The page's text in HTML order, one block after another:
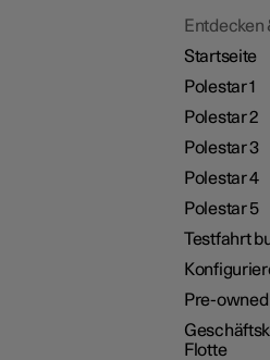
Entdecken
Startseite
Polestar 1
Polestar 2
Polestar 3
Polestar 4
Polestar 5
Testfahrt
Pre-owned
Flotte